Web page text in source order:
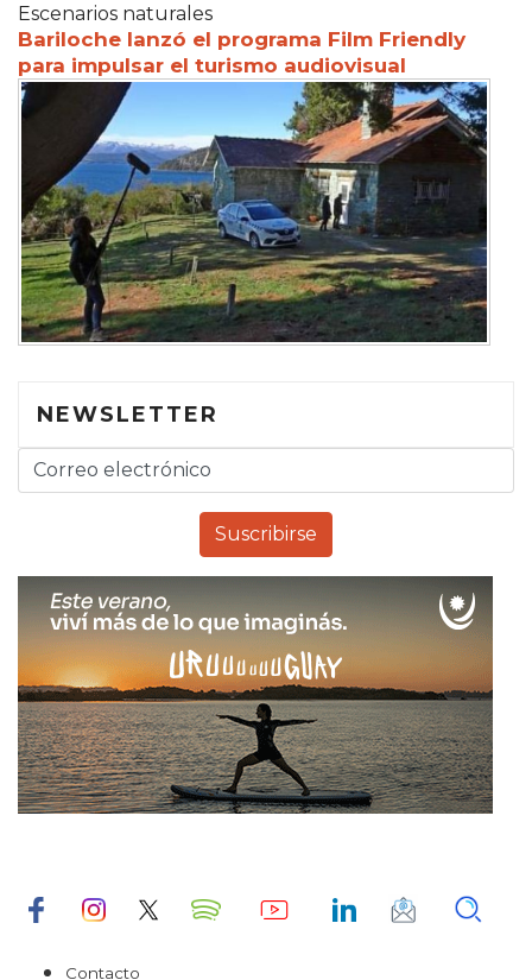
Escenarios naturales
Bariloche lanzó el programa Film Friendly
para impulsar el turismo audiovisual
NEWSLETTER
Contacto